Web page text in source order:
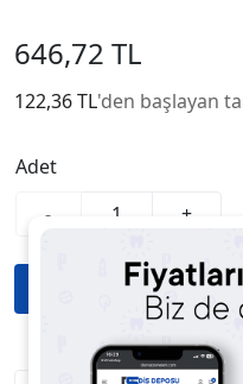
646,72 TL
122,36 TL'den başlayan
Adet
-
+